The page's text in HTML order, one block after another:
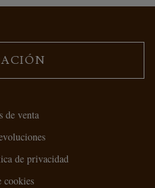
de venta
de privacidad
cookies